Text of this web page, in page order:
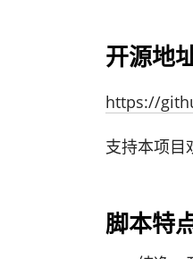
开源地
https://
支持本项目
脚本特